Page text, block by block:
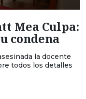
Mea Culpa:
condena
la docente
todos los detalles